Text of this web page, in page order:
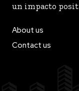
un impacto
About us
Contact us